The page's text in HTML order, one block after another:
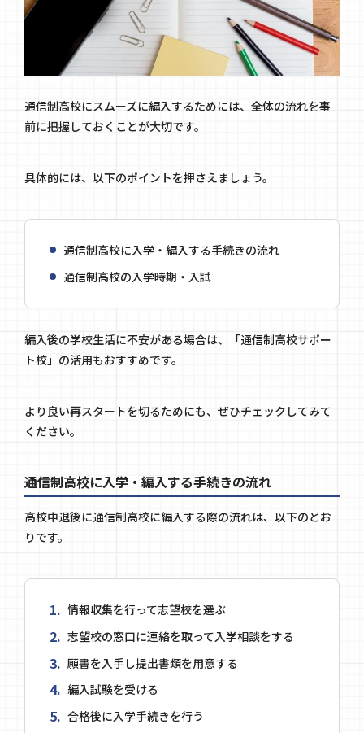
通信制高校にスムーズに編入するためには、全体の流れを事
前に把握しておくことが大切です。
具体的には、以下のポイントを押さえましょう。
通信制高校に入学・編入する手続きの流れ
通信制高校の入学時期・入試
編入後の学校生活に不安がある場合は、「通信制高校サポー
ト校」の活用もおすすめです。
より良い再スタートを切るためにも、ぜひチェックしてみて
ください。
通信制高校に入学・編入する手続きの流れ
高校中退後に通信制高校に編入する際の流れは、以下のとお
りです。
情報収集を行って志望校を選ぶ
志望校の窓口に連絡を取って入学相談をする
願書を入手し提出書類を用意する
編入試験を受ける
合格後に入学手続きを行う